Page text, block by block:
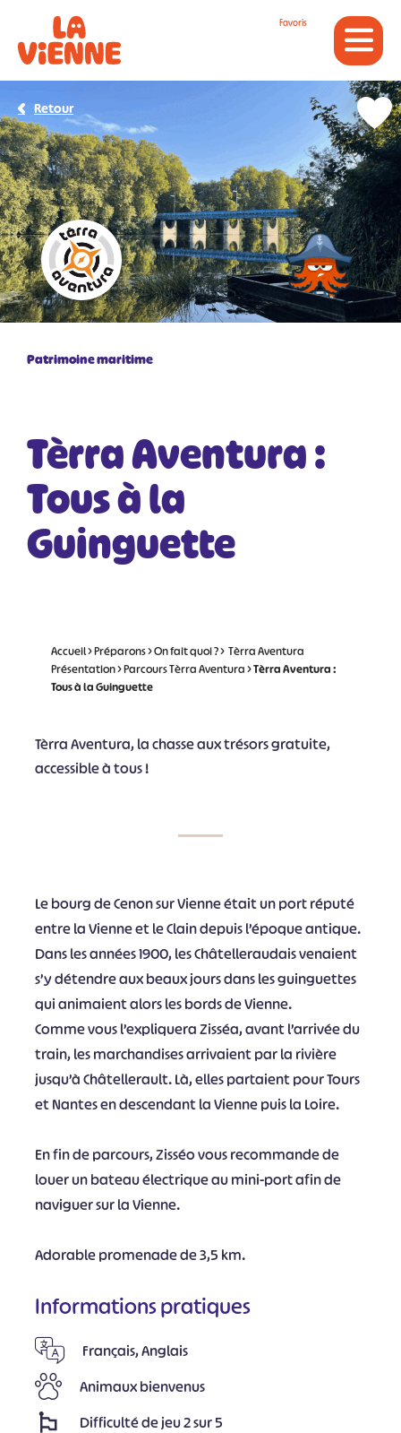
Favoris
Patrimoine maritime
Tèrra Aventura :
Tous à la
Guinguette
Retour
Accueil>Préparons>On fait quoi ?> Tèrra Aventura
Présentation>Parcours Tèrra Aventura>Tèrra Aventura :
Tous à la Guinguette
Tèrra Aventura, la chasse aux trésors gratuite,
accessible à tous !
Le bourg de Cenon sur Vienne était un port réputé
entre la Vienne et le Clain depuis l’époque antique.
Dans les années 1900, les Châtelleraudais venaient
s’y détendre aux beaux jours dans les guinguettes
qui animaient alors les bords de Vienne.
Comme vous l’expliquera Zisséa, avant l’arrivée du
train, les marchandises arrivaient par la rivière
jusqu’à Châtellerault. Là, elles partaient pour Tours
et Nantes en descendant la Vienne puis la Loire.
En fin de parcours, Zisséo vous recommande de
louer un bateau électrique au mini-port afin de
naviguer sur la Vienne.
Adorable promenade de 3,5 km.
Informations pratiques
Français, Anglais
Animaux bienvenus
Difficulté de jeu 2 sur 5